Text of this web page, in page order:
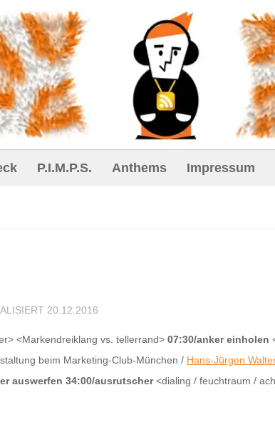
P.I.M.P.S. Anthems Impressum
20.12.2016
> <Markendreiklang vs. tellerrand> 07:30/anker einholen
beim Marketing-Club-München / Hans-Jürgen
auswerfen 34:00/ausrutscher<dialing / feuchtraum /